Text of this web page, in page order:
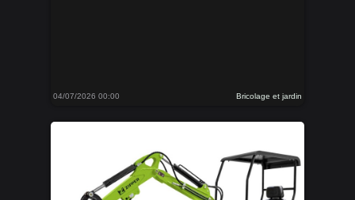
04/07/2026 00:00 Bricolage et jardin